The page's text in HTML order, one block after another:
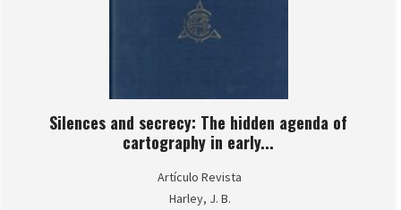
Silences and secrecy: The hidden agenda of
cartography in early...
Artículo Revista
Harley, J. B.